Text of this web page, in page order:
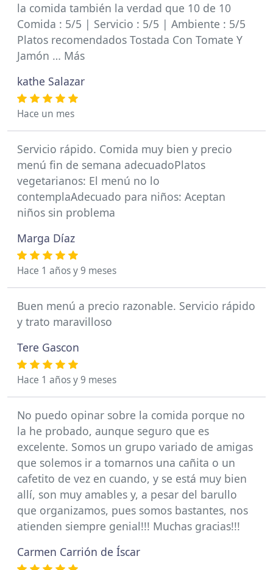
la comida también la verdad que 10 de 10
Comida : 5/5 | Servicio : 5/5 | Ambiente : 5/5
Platos recomendados Tostada Con Tomate Y
Jamón … Más
kathe Salazar
Hace un mes
Servicio rápido. Comida muy bien y precio
menú fin de semana adecuadoPlatos
vegetarianos: El menú no lo
contemplaAdecuado para niños: Aceptan
niños sin problema
Marga Díaz
Hace 1 años y 9 meses
Buen menú a precio razonable. Servicio rápido
y trato maravilloso
Tere Gascon
Hace 1 años y 9 meses
No puedo opinar sobre la comida porque no
la he probado, aunque seguro que es
excelente. Somos un grupo variado de amigas
que solemos ir a tomarnos una cañita o un
cafetito de vez en cuando, y se está muy bien
allí, son muy amables y, a pesar del barullo
que organizamos, pues somos bastantes, nos
atienden siempre genial!!! Muchas gracias!!!
Carmen Carrión de Íscar